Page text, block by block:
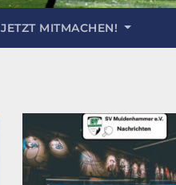
JETZT MITMACHEN!